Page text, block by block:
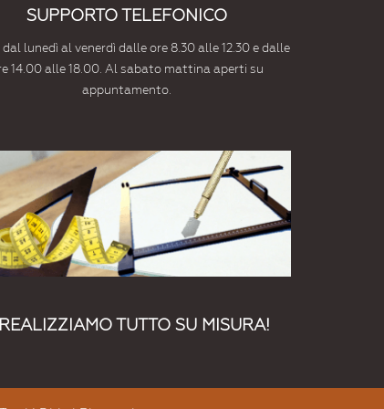
SUPPORTO TELEFONICO
lunedì al venerdì dalle ore 8.30 alle 12.30 e dalle
14.00 alle 18.00. Al sabato mattina aperti su
appuntamento.
REALIZZIAMO TUTTO SU MISURA!